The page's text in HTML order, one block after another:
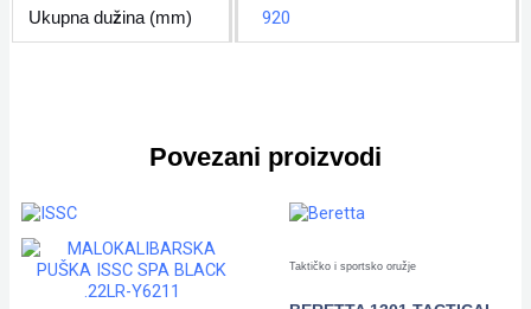
Ukupna dužina (mm) 920
Povezani proizvodi
Taktičko i sportsko oružje